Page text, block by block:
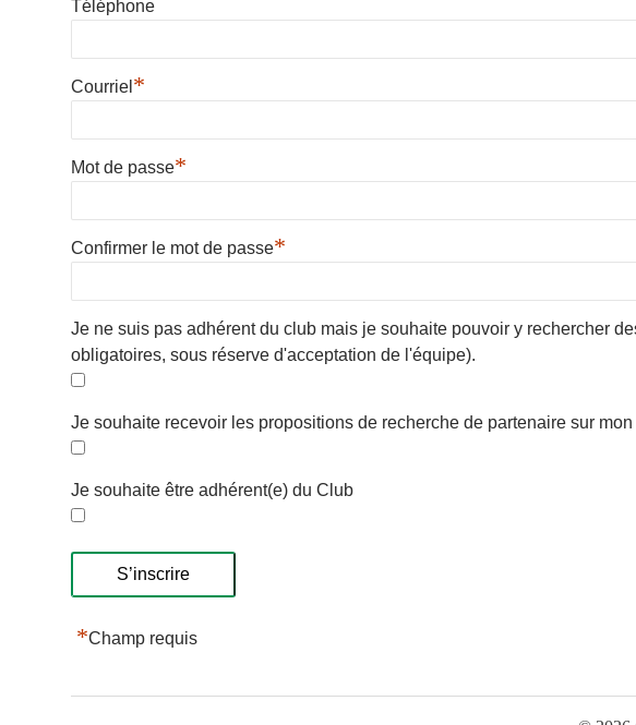
Téléphone
Courriel *
Mot de passe*
Confirmer le mot de passe*
Je ne suis pas adhérent du club mais je souhaite pouvoir y rechercher
obligatoires, sous réserve d'acceptation de l'équipe).
Je souhaite recevoir les propositions de recherche de partenaire sur mon
Je souhaite être adhérent(e) du Club
*Champ requis